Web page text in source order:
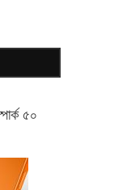
৫০